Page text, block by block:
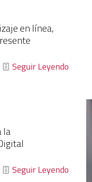
en línea,
Seguir Leyendo
la
Seguir Leyendo